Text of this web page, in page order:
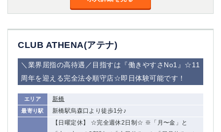
CLUB ATHENA(アテナ)
＼業界屈指の高待遇／目指すは『働きやすさNo1』☆11
周年を迎える完全法令順守店☆即日体験可能です！
エリア 新橋
最寄り駅 新橋駅烏森口より徒歩1分♪
【日曜定休】 ☆完全週休2日制☆ ※「月〜金」と
津田沼
柏（西口）
木更津
柏（東口）
下総中山
松戸
八千代台
本八幡
東金